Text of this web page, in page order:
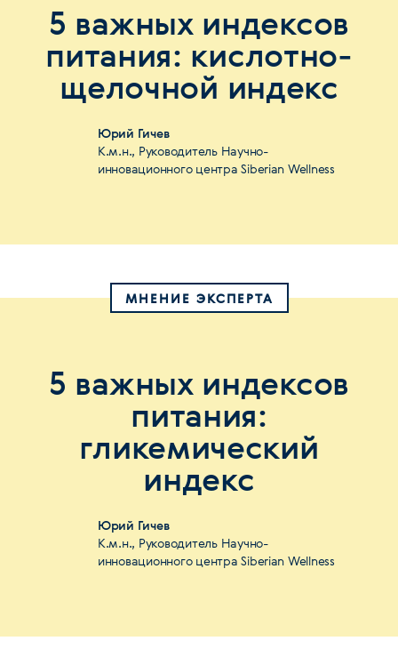
5 важных индексов
питания: кислотно-
щелочной индекс
Юрий Гичев
К.м.н., Руководитель Научно-
инновационного центра Siberian Wellness
МНЕНИЕ ЭКСПЕРТА
5 важных индексов
питания:
гликемический
индекс
Юрий Гичев
К.м.н., Руководитель Научно-
инновационного центра Siberian Wellness